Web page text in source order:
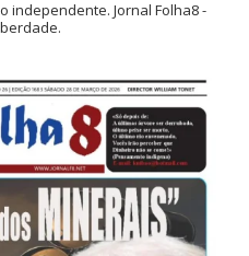
independente.Jornal Folha8 -